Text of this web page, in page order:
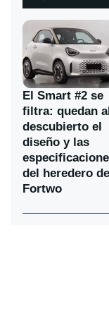
El Smart #2 se
filtra: quedan al
descubierto el
diseño y las
del heredero del
Fortwo